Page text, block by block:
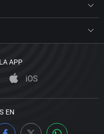
APP
iOS
EN